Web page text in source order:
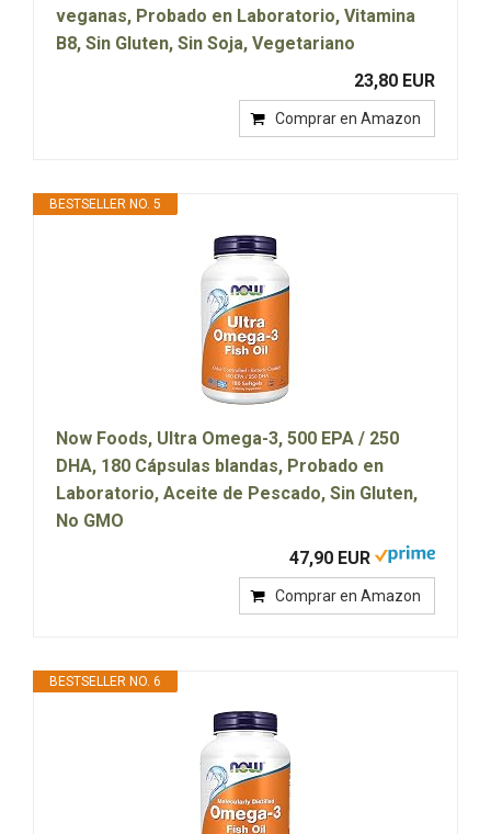
veganas, Probado en Laboratorio, Vitamina
B8, Sin Gluten, Sin Soja, Vegetariano
23,80 EUR
Comprar en Amazon
BESTSELLER NO. 5
Now Foods, Ultra Omega-3, 500 EPA / 250
DHA, 180 Cápsulas blandas, Probado en
Laboratorio, Aceite de Pescado, Sin Gluten,
No GMO
47,90 EUR
Comprar en Amazon
BESTSELLER NO. 6